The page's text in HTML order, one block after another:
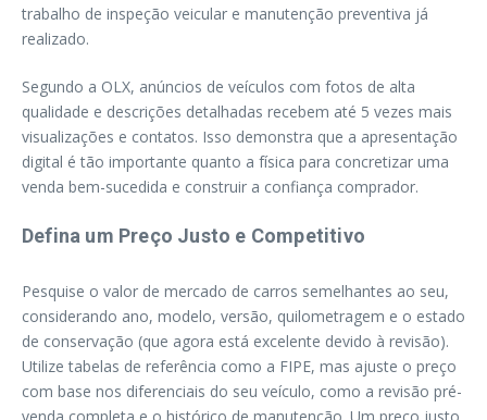
trabalho de inspeção veicular e manutenção preventiva já
realizado.
Segundo a OLX, anúncios de veículos com fotos de alta
qualidade e descrições detalhadas recebem até 5 vezes mais
visualizações e contatos. Isso demonstra que a apresentação
digital é tão importante quanto a física para concretizar uma
venda bem-sucedida e construir a confiança comprador.
Defina um Preço Justo e Competitivo
Pesquise o valor de mercado de carros semelhantes ao seu,
considerando ano, modelo, versão, quilometragem e o estado
de conservação (que agora está excelente devido à revisão).
Utilize tabelas de referência como a FIPE, mas ajuste o preço
com base nos diferenciais do seu veículo, como a revisão pré-
venda completa e o histórico de manutenção. Um preço justo